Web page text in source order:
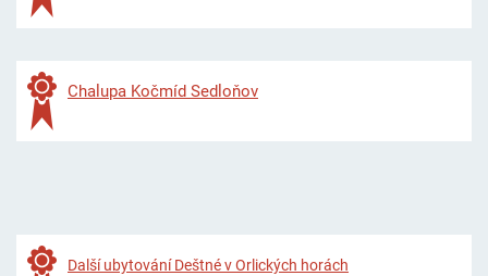
Chalupa Kočmíd Sedloňov
Další ubytování Deštné v Orlických horách